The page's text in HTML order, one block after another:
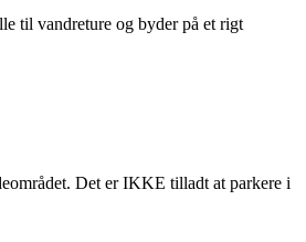
til vandreture og byder på et rigt
Det er IKKE tilladt at parkere i